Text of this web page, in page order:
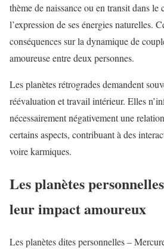
thème de naissance ou en transit dans
l’expression de ses énergies naturelles.
conséquences sur la dynamique de
amoureuse entre deux personnes.
Les planètes rétrogrades demandent
réévaluation et travail intérieur. Elles
nécessairement négativement une
certains aspects, contribuant à des
voire karmiques.
Les planètes
leur impact amoureux
Les planètes dites personnelles –